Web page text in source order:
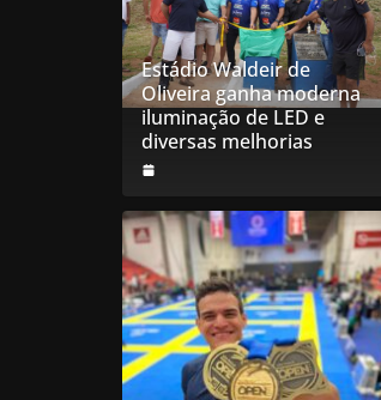
Estádio Waldeir de
Oliveira ganha moderna
iluminação de LED e
diversas melhorias